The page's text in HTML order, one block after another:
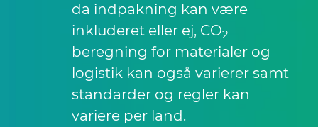
da indpakning kan være
inkluderet eller ej, CO2
beregning for materialer og
logistik kan også varierer samt
standarder og regler kan
variere per land.